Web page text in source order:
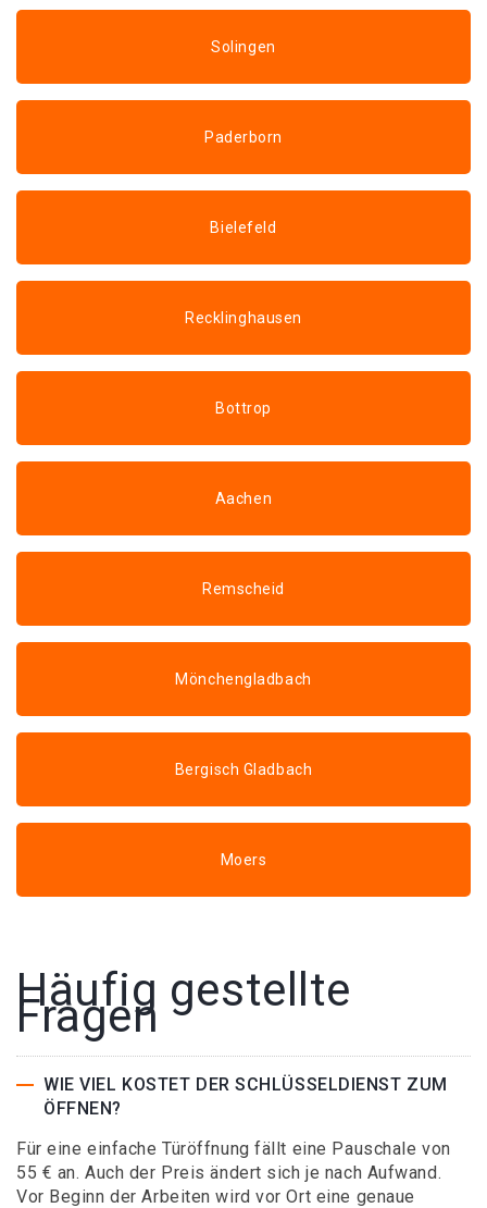
Solingen
Paderborn
Bielefeld
Recklinghausen
Bottrop
Aachen
Remscheid
Mönchengladbach
Bergisch Gladbach
Moers
Häufig gestellte
Fragen
WIE VIEL KOSTET DER SCHLÜSSELDIENST ZUM
ÖFFNEN?
Für eine einfache Türöffnung fällt eine Pauschale von
55 € an. Auch der Preis ändert sich je nach Aufwand.
Vor Beginn der Arbeiten wird vor Ort eine genaue